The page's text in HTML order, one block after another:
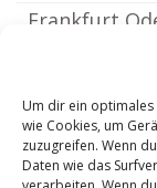
Um dir ein
wie Cookies, um
zuzugreifen. Wenn
Daten wie das
Frankfurt
Frankfurt
Frankfurt
Neuzelle